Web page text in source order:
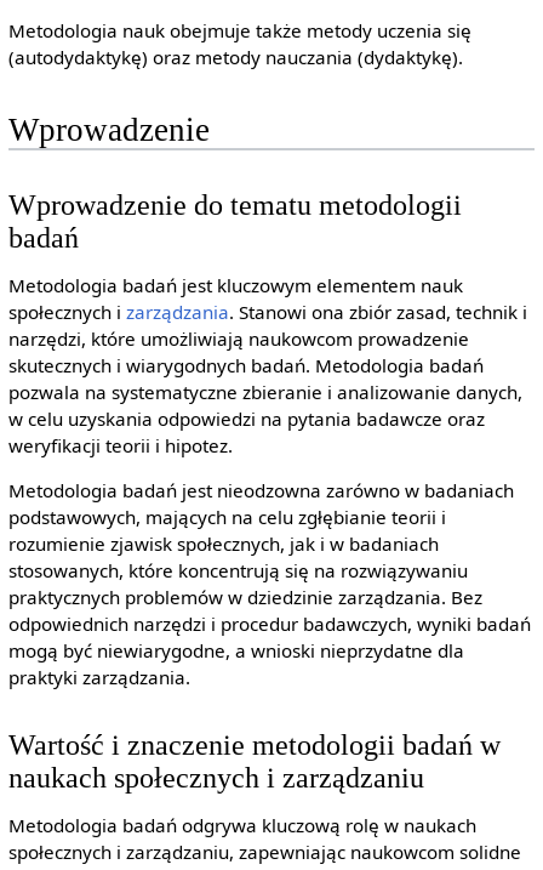
Metodologia nauk obejmuje także metody uczenia się
(autodydaktykę) oraz metody nauczania (dydaktykę).
Wprowadzenie
Wprowadzenie do tematu metodologii
badań
Metodologia badań jest kluczowym elementem nauk
społecznych i zarządzania. Stanowi ona zbiór zasad, technik i
narzędzi, które umożliwiają naukowcom prowadzenie
skutecznych i wiarygodnych badań. Metodologia badań
pozwala na systematyczne zbieranie i analizowanie danych,
w celu uzyskania odpowiedzi na pytania badawcze oraz
weryfikacji teorii i hipotez.
Metodologia badań jest nieodzowna zarówno w badaniach
podstawowych, mających na celu zgłębianie teorii i
rozumienie zjawisk społecznych, jak i w badaniach
stosowanych, które koncentrują się na rozwiązywaniu
praktycznych problemów w dziedzinie zarządzania. Bez
odpowiednich narzędzi i procedur badawczych, wyniki badań
mogą być niewiarygodne, a wnioski nieprzydatne dla
praktyki zarządzania.
Wartość i znaczenie metodologii badań w
naukach społecznych i zarządzaniu
Metodologia badań odgrywa kluczową rolę w naukach
społecznych i zarządzaniu, zapewniając naukowcom solidne